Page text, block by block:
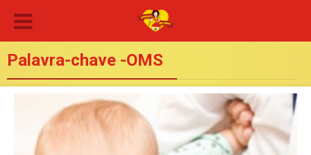
Palavra-chave -OMS